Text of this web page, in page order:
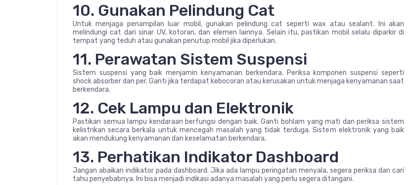
10. Gunakan Pelindung Cat
Untuk menjaga penampilan luar mobil, gunakan pelindung cat seperti wax atau sealant. Ini akan
melindungi cat dari sinar UV, kotoran, dan elemen lainnya. Selain itu, pastikan mobil selalu diparkir di
tempat yang teduh atau gunakan penutup mobil jika diperlukan.
11. Perawatan Sistem Suspensi
Sistem suspensi yang baik menjamin kenyamanan berkendara. Periksa komponen suspensi seperti
shock absorber dan per. Ganti jika terdapat kebocoran atau kerusakan untuk menjaga kenyamanan saat
berkendara.
12. Cek Lampu dan Elektronik
Pastikan semua lampu kendaraan berfungsi dengan baik. Ganti bohlam yang mati dan periksa sistem
kelistrikan secara berkala untuk mencegah masalah yang tidak terduga. Sistem elektronik yang baik
akan mendukung kenyamanan dan keselamatan berkendara.
13. Perhatikan Indikator Dashboard
Jangan abaikan indikator pada dashboard. Jika ada lampu peringatan menyala, segera periksa dan cari
tahu penyebabnya. Ini bisa menjadi indikasi adanya masalah yang perlu segera ditangani.